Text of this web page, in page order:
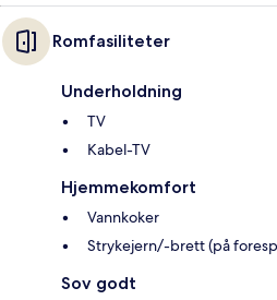
Romfasiliteter
Underholdning
TV
Kabel-TV
Hjemmekomfort
Vannkoker
Strykejern/-brett (på
Sov godt